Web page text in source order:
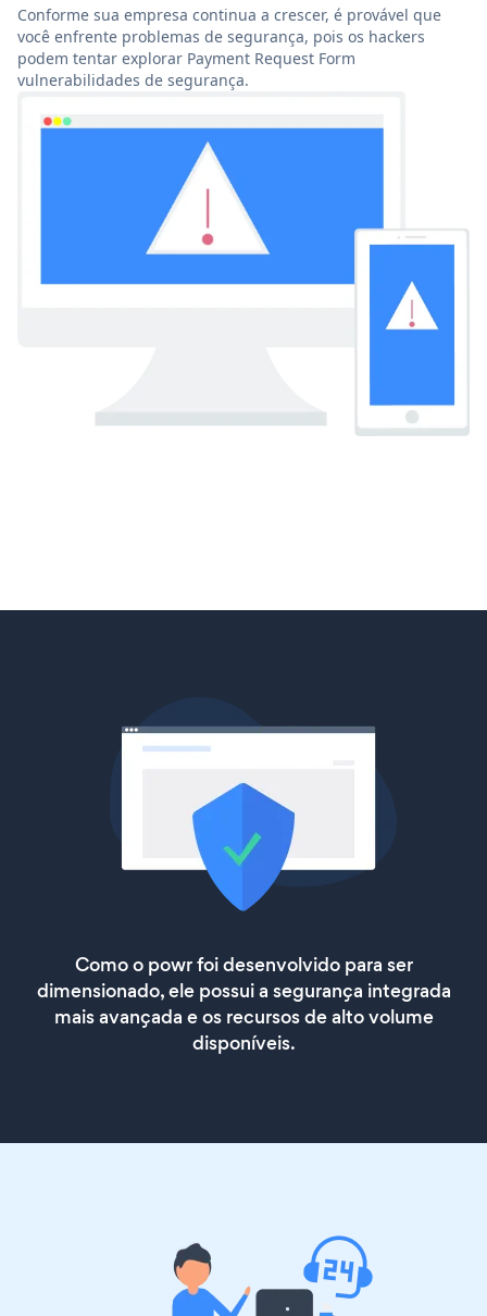
Conforme sua empresa continua a crescer, é provável que
você enfrente problemas de segurança, pois os hackers
podem tentar explorar Payment Request Form
vulnerabilidades de segurança.
Como o powr foi desenvolvido para ser
dimensionado, ele possui a segurança integrada
mais avançada e os recursos de alto volume
disponíveis.